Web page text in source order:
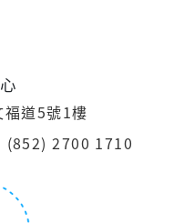
福道5號1樓
(852) 2700 1710